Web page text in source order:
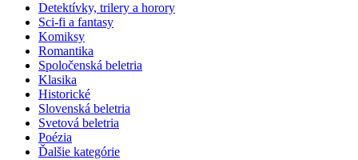
Detektívky, trilery a horory
Sci-fi a fantasy
Komiksy
Romantika
Spoločenská beletria
Klasika
Historické
Slovenská beletria
Svetová beletria
Poézia
Ďalšie kategórie